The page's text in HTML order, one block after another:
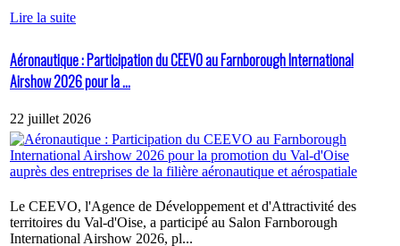
Lire la suite
Aéronautique : Participation du CEEVO au Farnborough International
Airshow 2026 pour la ...
22 juillet 2026
Le CEEVO, l'Agence de Développement et d'Attractivité des
territoires du Val-d'Oise, a participé au Salon Farnborough
International Airshow 2026, pl...